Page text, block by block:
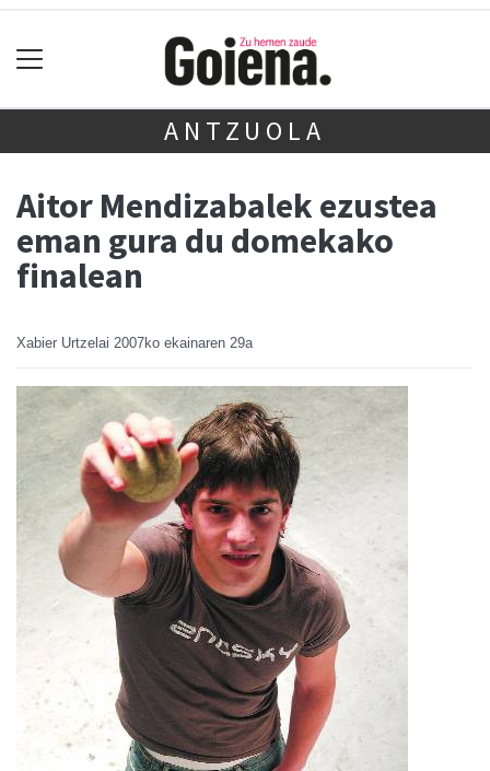
ANTZUOLA
Aitor Mendizabalek ezustea
eman gura du domekako
finalean
Xabier Urtzelai 2007ko ekainaren 29a